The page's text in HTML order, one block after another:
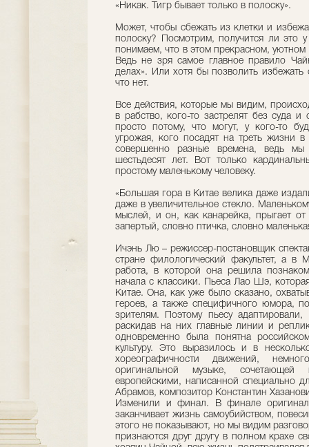
«Никак. Тигр бывает только в полоску».
Может, чтобы сбежать из клетки и
полоску? Посмотрим, получится ли это
понимаем, что в этом прекрасном, уютном
Ведь не зря самое главное правило
делах». Или хотя бы позволить
что нет.
Все действия, которые мы видим,
в рабство, кого-то застрелят без суда
просто потому, что могут, у кого-то
угрожая, кого посадят на треть жизни
совершенно разные времена, ведь
шестьдесят лет. Вот только
простому маленькому человеку.
«Большая гора в Китае велика даже
даже в увеличительное стекло.
мыслей, и он, как канарейка, прыгает
запертый, словно птичка, словно
Ичэнь Лю – режиссер-постановщик
стране филологический факультет, а
работа, в которой она решила
начала с классики. Пьеса Лао Шэ,
Китае. Она, как уже было сказано,
героев, а также специфичного юмора,
зрителям. Поэтому пьесу
раскидав на них главные линии и
одновременно была понятна
культуру. Это выразилось и в
хореографичности движений,
оригинальной музыке, сочетающей
европейскими, написанной специально
Абрамов, композитор Константин
Изменили и финал. В финале
заканчивает жизнь самоубийством,
этого не показывают, но мы видим
признаются друг другу в полном крахе